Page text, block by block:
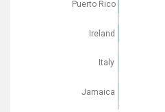
Puerto Rico
Ireland
Italy
Jamaica